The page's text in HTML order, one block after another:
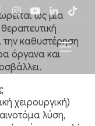
ως μια
την καθυστέρηση
όργανα και
χειρουργική)
λύση,